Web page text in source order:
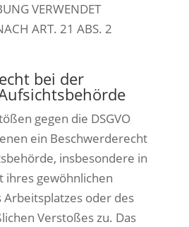
VERWENDET
ART. 21 ABS. 2
bei der
gegen die DSGVO
ein Beschwerderecht
insbesondere in
ihres gewöhnlichen
oder des
Verstoßes zu. Das